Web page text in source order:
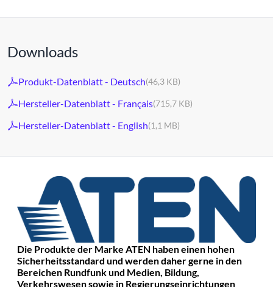
Downloads
Produkt-Datenblatt - Deutsch(46,3 KB)
Hersteller-Datenblatt - Français(715,7 KB)
Hersteller-Datenblatt - English(1,1 MB)
Die Produkte der Marke ATEN haben einen hohen
Sicherheitsstandard und werden daher gerne in den
Bereichen Rundfunk und Medien, Bildung,
Verkehrswesen sowie in Regierungseinrichtungen